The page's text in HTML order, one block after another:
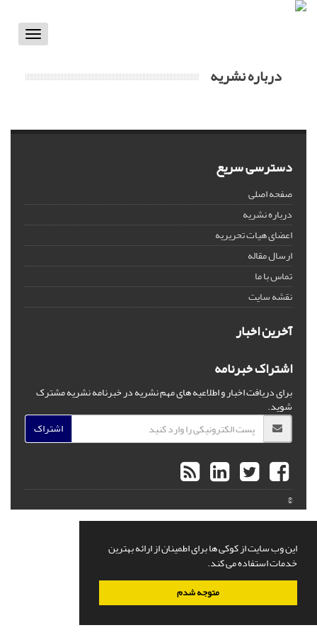
این وب سایت از کوکی ها برای اطمینان از ارائه بهترین
خدمات استفاده می کند.
متوجه شدم
Toggle
درباره نشریه
دسترسی سریع
صفحه اصلی
درباره نشریه
اعضای هیات تحریریه
ارسال مقاله
تماس با ما
نقشه سایت
آخرین اخبار
اشتراک خبرنامه
برای دریافت اخبار و اطلاعیه های مهم نشریه در خبرنامه نشریه مشترک
شوید.
اشتراک
©